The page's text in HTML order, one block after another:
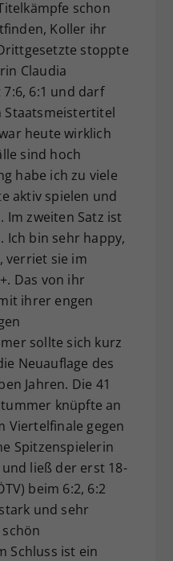
schon
Koller ihr
stoppte
Claudia
7:6, 6:1 und darf
Staatsmeistertitel
heute wirklich
sind hoch
habe ich zu viele
aktiv spielen und
Im zweiten Satz ist
Ich bin sehr happy,
verriet sie im
Das von ihr
ihrer engen
sollte sich kurz
Neuauflage des
Jahren. Die 41
knüpfte an
Viertelfinale gegen
Spitzenspielerin
ließ der erst 18-
beim 6:2, 6:2
und sehr
Schluss ist ein